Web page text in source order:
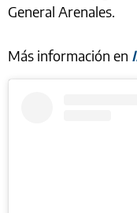
General Arenales.
Más información en